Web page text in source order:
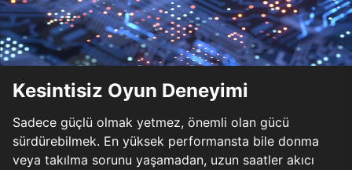
Kesintisiz Oyun Deneyimi
Sadece güçlü olmak yetmez, önemli olan gücü
sürdürebilmek. En yüksek performansta bile donma
veya takılma sorunu yaşamadan, uzun saatler akıcı